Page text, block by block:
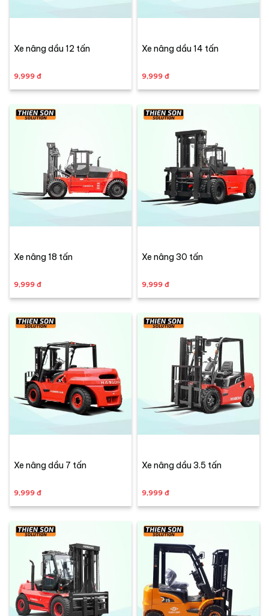
Xe nâng dầu 12 tấn
9,999 đ
Xe nâng dầu 14 tấn
9,999 đ
Xe nâng 18 tấn
9,999 đ
Xe nâng 30 tấn
9,999 đ
Xe nâng dầu 7 tấn
9,999 đ
Xe nâng dầu 3.5 tấn
9,999 đ